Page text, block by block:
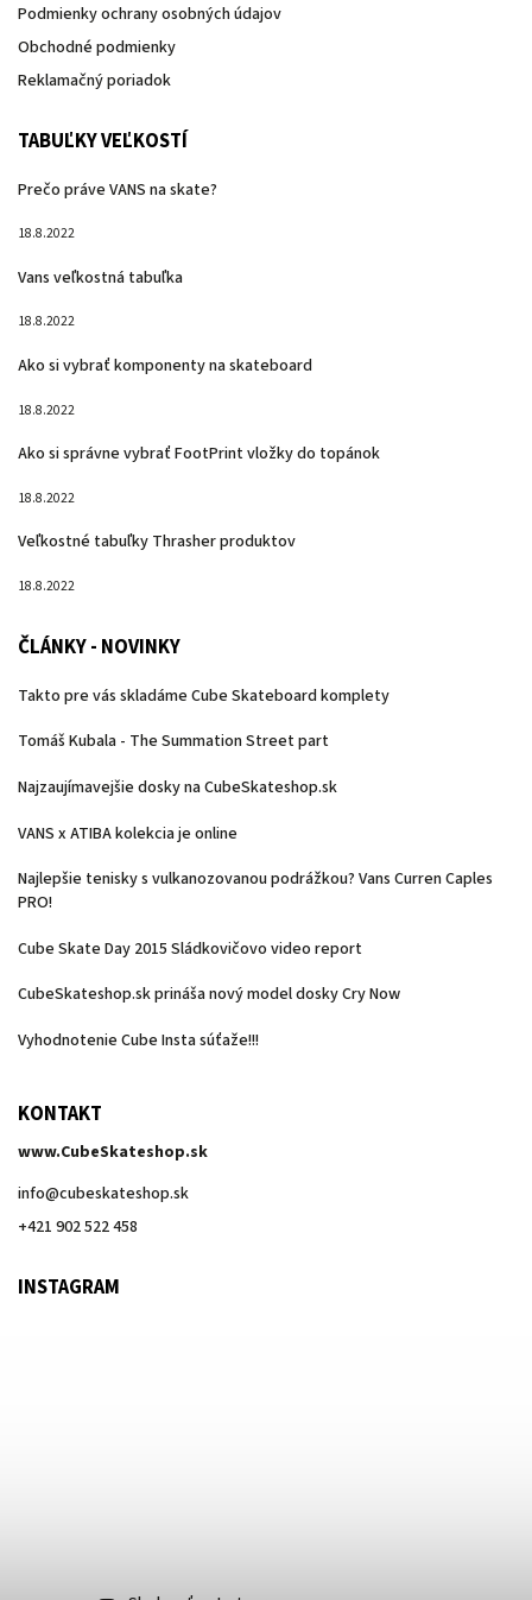
Podmienky ochrany osobných údajov
Obchodné podmienky
Reklamačný poriadok
TABUĽKY VEĽKOSTÍ
Prečo práve VANS na skate?
18.8.2022
Vans veľkostná tabuľka
18.8.2022
Ako si vybrať komponenty na skateboard
18.8.2022
Ako si správne vybrať FootPrint vložky do topánok
18.8.2022
Veľkostné tabuľky Thrasher produktov
18.8.2022
ČLÁNKY - NOVINKY
Takto pre vás skladáme Cube Skateboard komplety
Tomáš Kubala - The Summation Street part
Najzaujímavejšie dosky na CubeSkateshop.sk
VANS x ATIBA kolekcia je online
Najlepšie tenisky s vulkanozovanou podrážkou? Vans Curren Caples
PRO!
Cube Skate Day 2015 Sládkovičovo video report
CubeSkateshop.sk prináša nový model dosky Cry Now
Vyhodnotenie Cube Insta súťaže!!!
KONTAKT
www.CubeSkateshop.sk
info@cubeskateshop.sk
+421 902 522 458
INSTAGRAM